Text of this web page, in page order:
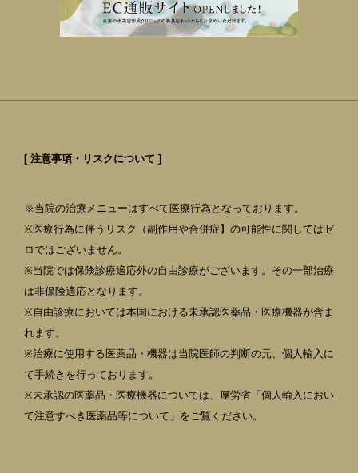
[ 注意事項・リスクについて ]
※当院の治療メニューはすべて医療行為となっております。
※医療行為に伴うリスク（副作用や合併症】の可能性に関してはゼ
ロではございません。
※当院では保険診療適応外の自由診療がございます。その一部治療
は非保険適応となります。
※自由診療においては本国における未承認医薬品・医療機器が含ま
れます。
※治療に使用する医薬品・機器は当院医師の判断の元、個人輸入に
て手続きを行っております。
※未承認の医薬品・医療機器については、厚労省「個人輸入におい
て注意すべき医薬品等について」をご覧ください。